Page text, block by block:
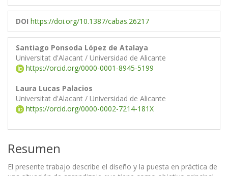
DOI https://doi.org/10.1387/cabas.26217
Santiago Ponsoda López de Atalaya
Universitat d'Alacant / Universidad de Alicante
https://orcid.org/0000-0001-8945-5199
Laura Lucas Palacios
Universitat d'Alacant / Universidad de Alicante
https://orcid.org/0000-0002-7214-181X
Resumen
El presente trabajo describe el diseño y la puesta en práctica de